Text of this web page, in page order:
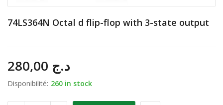
74LS364N Octal d flip-flop with 3-state output
د.ج
Disponibilité: 260 in stock